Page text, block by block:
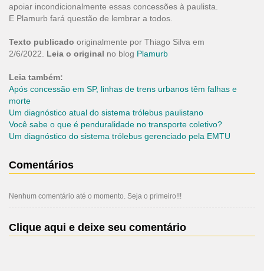
apoiar incondicionalmente essas concessões à paulista.
E Plamurb fará questão de lembrar a todos.
Texto publicado originalmente por Thiago Silva em
2/6/2022. Leia o original no blog Plamurb
Leia também:
Após concessão em SP, linhas de trens urbanos têm falhas e
morte
Um diagnóstico atual do sistema trólebus paulistano
Você sabe o que é penduralidade no transporte coletivo?
Um diagnóstico do sistema trólebus gerenciado pela EMTU
Comentários
Nenhum comentário até o momento. Seja o primeiro!!!
Clique aqui e deixe seu comentário